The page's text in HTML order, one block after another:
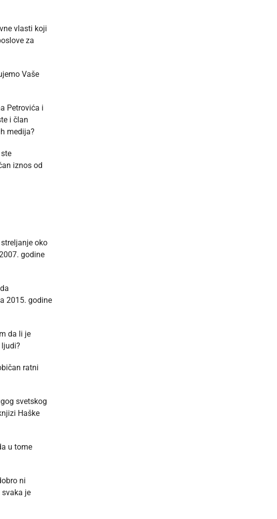
vlasti koji
za
Vaše
Petrovića i
i član
medija?
iznos od
oko
godine
2015. godine
da li je
ratni
svetskog
Haške
u tome
ni
je